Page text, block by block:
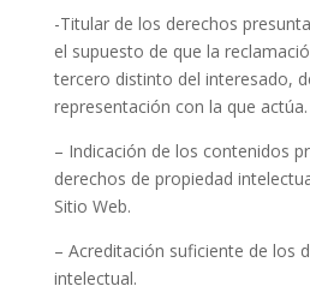
-Titular de los derechos
el supuesto de que la
tercero distinto del interesado,
representación con la que actúa.
– Indicación de los contenidos
derechos de propiedad
Sitio Web.
– Acreditación suficiente de los
intelectual.